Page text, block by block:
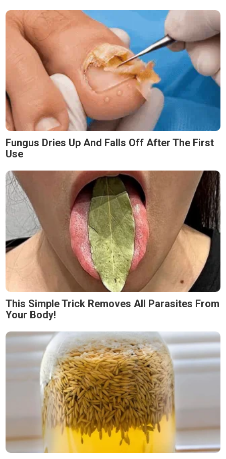
Fungus Dries Up And Falls Off After The First
Use
This Simple Trick Removes All Parasites From
Your Body!